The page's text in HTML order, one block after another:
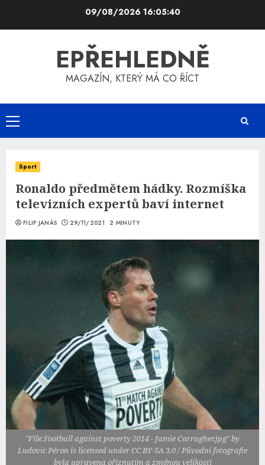
09/08/202616:05:41
EPŘEHLEDNĚ
MAGAZÍN, KTERÝ MÁ CO ŘÍCT
Primary
Menu
Sport
Ronaldo předmětem hádky. Rozmíška
televizních expertů baví internet
FILIP JANÁS 29/11/2021 2 MINUTY
"File:Football against poverty 2014 - Jamie Carragher.jpg" by
Ludovic Péron is licensed under CC BY-SA 3.0 / Původní fotografie
byla upravena oříznutím a změnou velikosti